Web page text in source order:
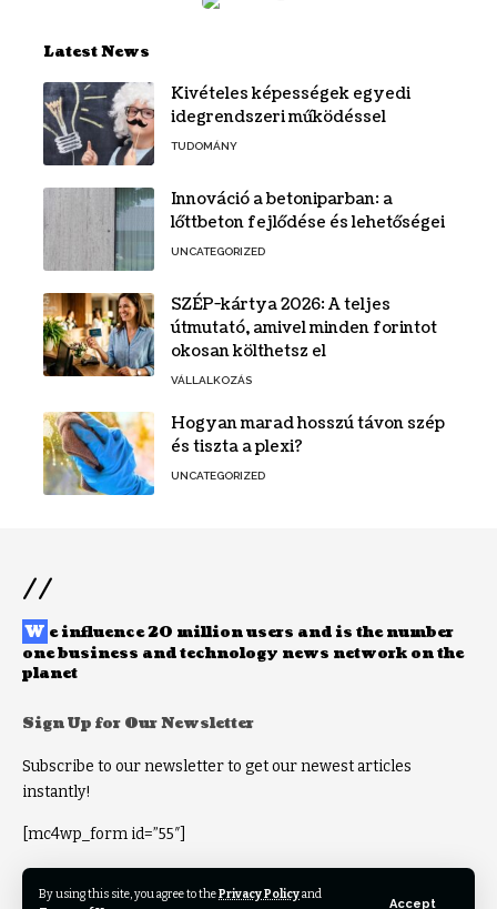
By using this site, you agree to thePrivacy Policyand
Accept
Latest News
Kivételes képességek egyedi
idegrendszeri működéssel
TUDOMÁNY
Innováció a betoniparban: a
lőttbeton fejlődése és lehetőségei
UNCATEGORIZED
SZÉP-kártya 2026: A teljes
útmutató, amivel minden forintot
okosan költhetsz el
VÁLLALKOZÁS
Hogyan marad hosszú távon szép
és tiszta a plexi?
UNCATEGORIZED
//
W e influence 20 million users and is the number
one business and technology news network on the
planet
Sign Up for Our Newsletter
Subscribe to our newsletter to get our newest articles
instantly!
[mc4wp_form id=”55″]